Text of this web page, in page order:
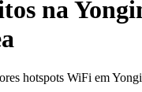
na
hotspots WiFi em